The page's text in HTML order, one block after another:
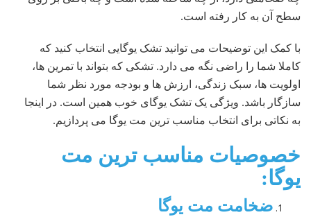
سطح آن به کار رفته است.
با کمک این توضیحات می توانید تشک یوگایی انتخاب کنید که
کاملا شما را راضی نگه می دارد. تشکی که بتواند با تمرین ها،
اولویت ها، سبک زندگی، ارزش ها و بودجه مورد نظر شما
سازگار باشد. ویژگی یک تشک یوگای خوب همین است. در اینجا
به نکاتی برای انتخاب مناسب ترین مت یوگا می پردازیم.
خصوصیات مناسب ترین مت
یوگا:
ضخامت مت یوگا